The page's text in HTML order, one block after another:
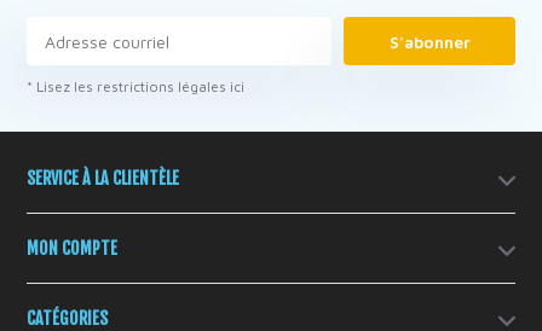
S'abonner
* Lisez les restrictions légales ici
SERVICE À LA CLIENTÈLE
MON COMPTE
CATÉGORIES